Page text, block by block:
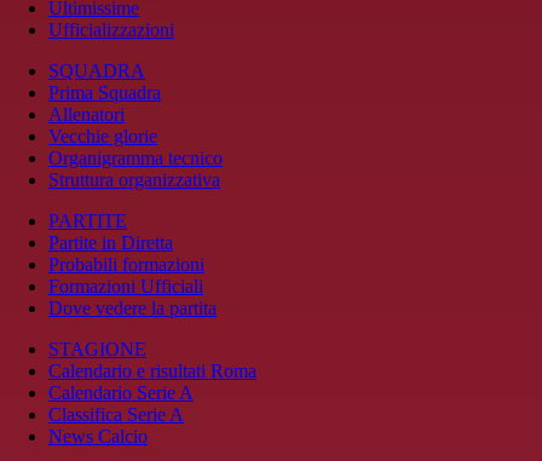
Ultimissime
Ufficializzazioni
SQUADRA
Prima Squadra
Allenatori
Vecchie glorie
Organigramma tecnico
Struttura organizzativa
PARTITE
Partite in Diretta
Probabili formazioni
Formazioni Ufficiali
Dove vedere la partita
STAGIONE
Calendario e risultati Roma
Calendario Serie A
Classifica Serie A
News Calcio